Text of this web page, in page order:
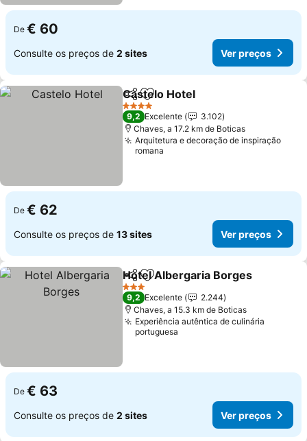
De € 60
Consulte os preços de 2 sites Ver preços
PartilharAdicionar aos favoritos
Castelo Hotel
4 Estrelas
9,2 Excelente
3.102
Chaves, a 17.2 km de Boticas
Arquitetura e decoração de inspiração
romana
De € 62
Consulte os preços de 13 sites Ver preços
PartilharAdicionar aos favoritos
Hotel Albergaria Borges
3 Estrelas
9,2 Excelente
2.244
Chaves, a 15.3 km de Boticas
Experiência autêntica de culinária
portuguesa
De € 63
Consulte os preços de 2 sites Ver preços